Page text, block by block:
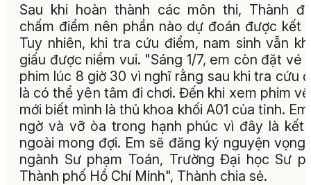
Sau khi hoàn thành các môn thi, Thành
chấm điểm nên phần nào dự đoán được kết
Tuy nhiên, khi tra cứu điểm, nam sinh vẫn
giấu được niềm vui. "Sáng 1/7, em còn đặt vé
phim lúc 8 giờ 30 vì nghĩ rằng sau khi tra cứu
là có thể yên tâm đi chơi. Đến khi xem phim
mới biết mình là thủ khoa khối A01 của tỉnh.
ngờ và vỡ òa trong hạnh phúc vì đây là kết
ngoài mong đợi. Em sẽ đăng ký nguyện vọng
ngành Sư phạm Toán, Trường Đại học Sư
Thành phố Hồ Chí Minh", Thành chia sẻ.